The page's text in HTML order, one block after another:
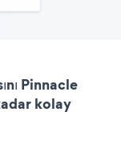
Pinnacle
kolay